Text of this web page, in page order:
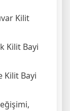
Kilit
Kilit Bayi
Kilit Bayi